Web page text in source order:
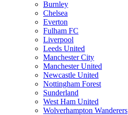
Burnley
Chelsea
Everton
Fulham FC
Liverpool
Leeds United
Manchester City
Manchester United
Newcastle United
Nottingham Forest
Sunderland
West Ham United
Wolverhampton Wanderers